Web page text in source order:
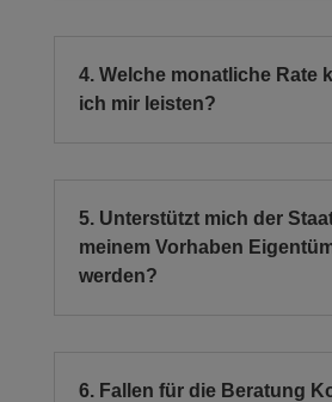
4. Welche monatliche Rate
ich mir leisten?
5. Unterstützt mich der
meinem Vorhaben
werden?
6. Fallen für die Beratung